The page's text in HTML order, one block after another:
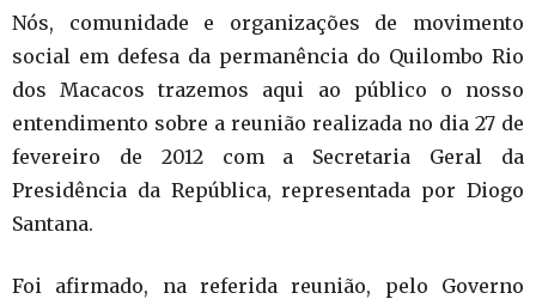
Nós, comunidade e organizações de movimento
social em defesa da permanência do Quilombo Rio
dos Macacos trazemos aqui ao público o nosso
entendimento sobre a reunião realizada no dia 27 de
fevereiro de 2012 com a Secretaria Geral da
Presidência da República, representada por Diogo
Santana.
Foi afirmado, na referida reunião, pelo Governo